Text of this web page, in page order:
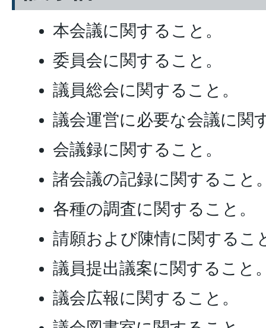
本会議に関すること。
委員会に関すること。
議員総会に関すること。
議会運営に必要な会議に関
会議録に関すること。
諸会議の記録に関すること
各種の調査に関すること。
請願および陳情に関するこ
議員提出議案に関すること
議会広報に関すること。